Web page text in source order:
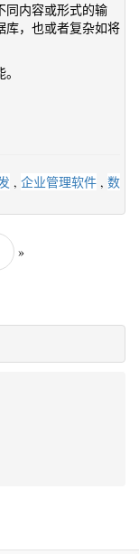
同内容或形式的输
库，也或者复杂如将
, 企业管理软件 , 数
»